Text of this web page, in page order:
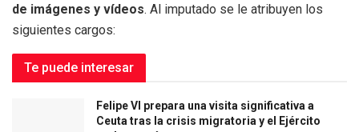
de imágenes y vídeos. Al imputado se le atribuyen los
siguientes cargos:
Te puede interesar
Felipe VI prepara una visita significativa a
Ceuta tras la crisis migratoria y el Ejército